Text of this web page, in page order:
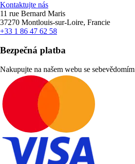
Kontaktujte nás
11 rue Bernard Maris
37270 Montlouis-sur-Loire, Francie
+33 1 86 47 62 58
Bezpečná platba
Nakupujte na našem webu se sebevědomím